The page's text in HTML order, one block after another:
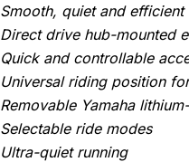
Smooth, quiet and
Direct drive hub-mounted
Quick and controllable
Universal riding position
Removable Yamaha
Selectable ride modes
Ultra-quiet running